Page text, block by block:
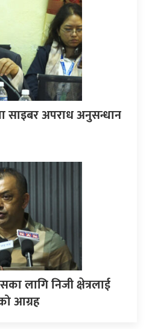
साइबर अपराध अनुसन्धान
लागि निजी क्षेत्रलाई
आग्रह